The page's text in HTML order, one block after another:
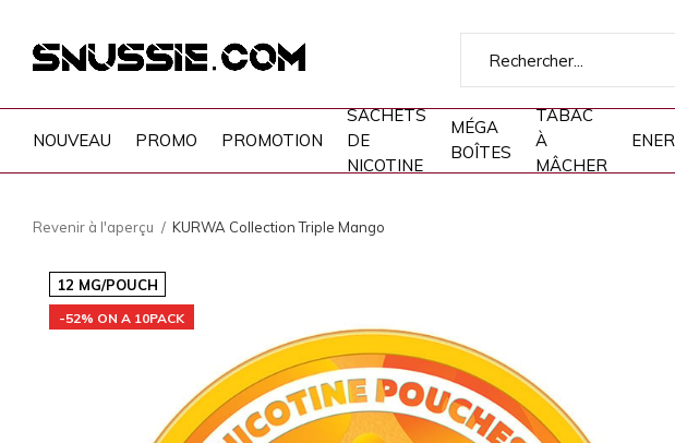
NOUVEAU PROMO PROMOTION
SACHETS
DE
NICOTINE
MÉGA
BOÎTES
TABAC
À
MÂCHER
Revenir à l'aperçu KURWA Collection Triple Mango
12 MG/POUCH
-52% ON A 10PACK